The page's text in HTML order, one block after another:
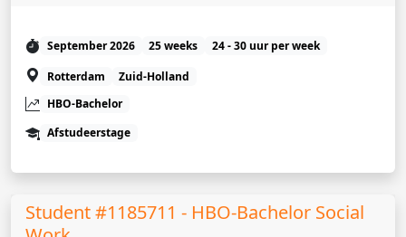
September 2026 25 weeks
24 - 30 uur per week
Rotterdam
Zuid-Holland
HBO-Bachelor
Afstudeerstage
Student #1185711 - HBO-Bachelor Social